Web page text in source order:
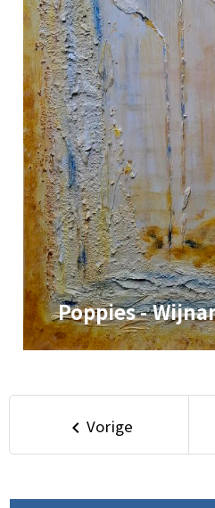
Poppies -
keyboard_arrow_leftVorige